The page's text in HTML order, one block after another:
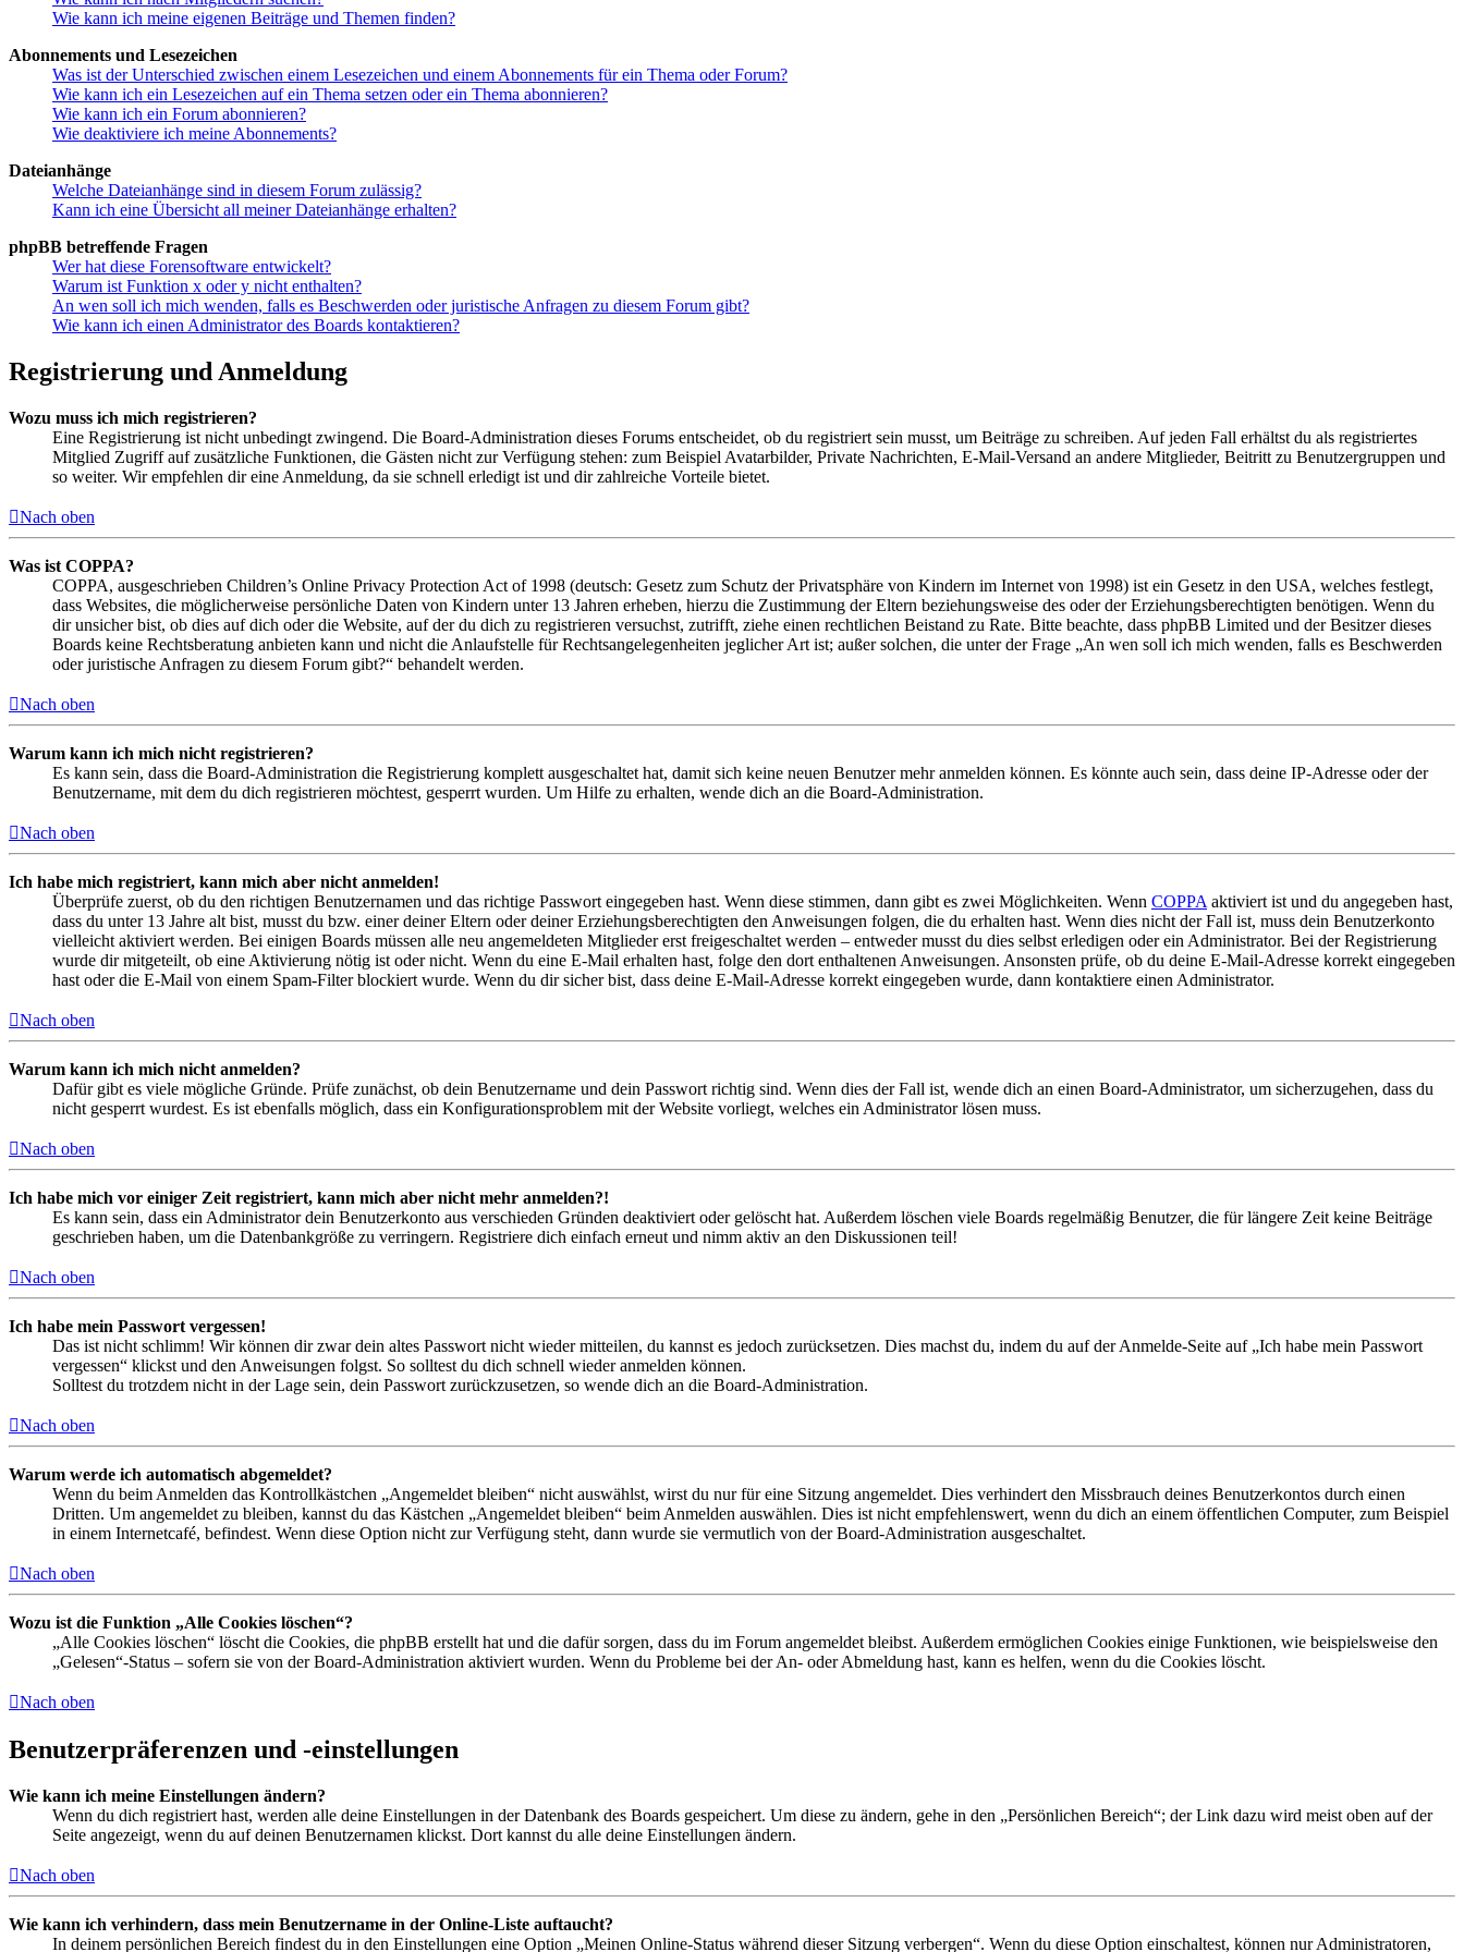
Wie kann ich meine eigenen Beiträge und Themen finden?
Abonnements und Lesezeichen
Was ist der Unterschied zwischen einem Lesezeichen und einem Abonnements für ein Thema oder Forum?
Wie kann ich ein Lesezeichen auf ein Thema setzen oder ein Thema abonnieren?
Wie kann ich ein Forum abonnieren?
Wie deaktiviere ich meine Abonnements?
Dateianhänge
Welche Dateianhänge sind in diesem Forum zulässig?
Kann ich eine Übersicht all meiner Dateianhänge erhalten?
phpBB betreffende Fragen
Wer hat diese Forensoftware entwickelt?
Warum ist Funktion x oder y nicht enthalten?
An wen soll ich mich wenden, falls es Beschwerden oder juristische Anfragen zu diesem Forum gibt?
Wie kann ich einen Administrator des Boards kontaktieren?
Registrierung und Anmeldung
Wozu muss ich mich registrieren?
Eine Registrierung ist nicht unbedingt zwingend. Die Board-Administration dieses Forums entscheidet, ob du registriert sein musst, um Beiträge zu schreiben. Auf jeden Fall erhältst du als registriertes
Mitglied Zugriff auf zusätzliche Funktionen, die Gästen nicht zur Verfügung stehen: zum Beispiel Avatarbilder, Private Nachrichten, E-Mail-Versand an andere Mitglieder, Beitritt zu Benutzergruppen und
so weiter. Wir empfehlen dir eine Anmeldung, da sie schnell erledigt ist und dir zahlreiche Vorteile bietet.
Nach oben
Was ist COPPA?
COPPA, ausgeschrieben Children’s Online Privacy Protection Act of 1998 (deutsch: Gesetz zum Schutz der Privatsphäre von Kindern im Internet von 1998) ist ein Gesetz in den USA, welches festlegt,
dass Websites, die möglicherweise persönliche Daten von Kindern unter 13 Jahren erheben, hierzu die Zustimmung der Eltern beziehungsweise des oder der Erziehungsberechtigten benötigen. Wenn du
dir unsicher bist, ob dies auf dich oder die Website, auf der du dich zu registrieren versuchst, zutrifft, ziehe einen rechtlichen Beistand zu Rate. Bitte beachte, dass phpBB Limited und der Besitzer dieses
Boards keine Rechtsberatung anbieten kann und nicht die Anlaufstelle für Rechtsangelegenheiten jeglicher Art ist; außer solchen, die unter der Frage „An wen soll ich mich wenden, falls es Beschwerden
oder juristische Anfragen zu diesem Forum gibt?“ behandelt werden.
Nach oben
Warum kann ich mich nicht registrieren?
Es kann sein, dass die Board-Administration die Registrierung komplett ausgeschaltet hat, damit sich keine neuen Benutzer mehr anmelden können. Es könnte auch sein, dass deine IP-Adresse oder der
Benutzername, mit dem du dich registrieren möchtest, gesperrt wurden. Um Hilfe zu erhalten, wende dich an die Board-Administration.
Nach oben
Ich habe mich registriert, kann mich aber nicht anmelden!
Überprüfe zuerst, ob du den richtigen Benutzernamen und das richtige Passwort eingegeben hast. Wenn diese stimmen, dann gibt es zwei Möglichkeiten. Wenn COPPA aktiviert ist und du angegeben hast,
dass du unter 13 Jahre alt bist, musst du bzw. einer deiner Eltern oder deiner Erziehungsberechtigten den Anweisungen folgen, die du erhalten hast. Wenn dies nicht der Fall ist, muss dein Benutzerkonto
vielleicht aktiviert werden. Bei einigen Boards müssen alle neu angemeldeten Mitglieder erst freigeschaltet werden – entweder musst du dies selbst erledigen oder ein Administrator. Bei der Registrierung
wurde dir mitgeteilt, ob eine Aktivierung nötig ist oder nicht. Wenn du eine E-Mail erhalten hast, folge den dort enthaltenen Anweisungen. Ansonsten prüfe, ob du deine E-Mail-Adresse korrekt eingegeben
hast oder die E-Mail von einem Spam-Filter blockiert wurde. Wenn du dir sicher bist, dass deine E-Mail-Adresse korrekt eingegeben wurde, dann kontaktiere einen Administrator.
Nach oben
Warum kann ich mich nicht anmelden?
Dafür gibt es viele mögliche Gründe. Prüfe zunächst, ob dein Benutzername und dein Passwort richtig sind. Wenn dies der Fall ist, wende dich an einen Board-Administrator, um sicherzugehen, dass du
nicht gesperrt wurdest. Es ist ebenfalls möglich, dass ein Konfigurationsproblem mit der Website vorliegt, welches ein Administrator lösen muss.
Nach oben
Ich habe mich vor einiger Zeit registriert, kann mich aber nicht mehr anmelden?!
Es kann sein, dass ein Administrator dein Benutzerkonto aus verschieden Gründen deaktiviert oder gelöscht hat. Außerdem löschen viele Boards regelmäßig Benutzer, die für längere Zeit keine Beiträge
geschrieben haben, um die Datenbankgröße zu verringern. Registriere dich einfach erneut und nimm aktiv an den Diskussionen teil!
Nach oben
Ich habe mein Passwort vergessen!
Das ist nicht schlimm! Wir können dir zwar dein altes Passwort nicht wieder mitteilen, du kannst es jedoch zurücksetzen. Dies machst du, indem du auf der Anmelde-Seite auf „Ich habe mein Passwort
vergessen“ klickst und den Anweisungen folgst. So solltest du dich schnell wieder anmelden können.
Solltest du trotzdem nicht in der Lage sein, dein Passwort zurückzusetzen, so wende dich an die Board-Administration.
Nach oben
Warum werde ich automatisch abgemeldet?
Wenn du beim Anmelden das Kontrollkästchen „Angemeldet bleiben“ nicht auswählst, wirst du nur für eine Sitzung angemeldet. Dies verhindert den Missbrauch deines Benutzerkontos durch einen
Dritten. Um angemeldet zu bleiben, kannst du das Kästchen „Angemeldet bleiben“ beim Anmelden auswählen. Dies ist nicht empfehlenswert, wenn du dich an einem öffentlichen Computer, zum Beispiel
in einem Internetcafé, befindest. Wenn diese Option nicht zur Verfügung steht, dann wurde sie vermutlich von der Board-Administration ausgeschaltet.
Nach oben
Wozu ist die Funktion „Alle Cookies löschen“?
„Alle Cookies löschen“ löscht die Cookies, die phpBB erstellt hat und die dafür sorgen, dass du im Forum angemeldet bleibst. Außerdem ermöglichen Cookies einige Funktionen, wie beispielsweise den
„Gelesen“-Status – sofern sie von der Board-Administration aktiviert wurden. Wenn du Probleme bei der An- oder Abmeldung hast, kann es helfen, wenn du die Cookies löscht.
Nach oben
Benutzerpräferenzen und -einstellungen
Wie kann ich meine Einstellungen ändern?
Wenn du dich registriert hast, werden alle deine Einstellungen in der Datenbank des Boards gespeichert. Um diese zu ändern, gehe in den „Persönlichen Bereich“; der Link dazu wird meist oben auf der
Seite angezeigt, wenn du auf deinen Benutzernamen klickst. Dort kannst du alle deine Einstellungen ändern.
Nach oben
Wie kann ich verhindern, dass mein Benutzername in der Online-Liste auftaucht?
In deinem persönlichen Bereich findest du in den Einstellungen eine Option „Meinen Online-Status während dieser Sitzung verbergen“. Wenn du diese Option einschaltest, können nur Administratoren,